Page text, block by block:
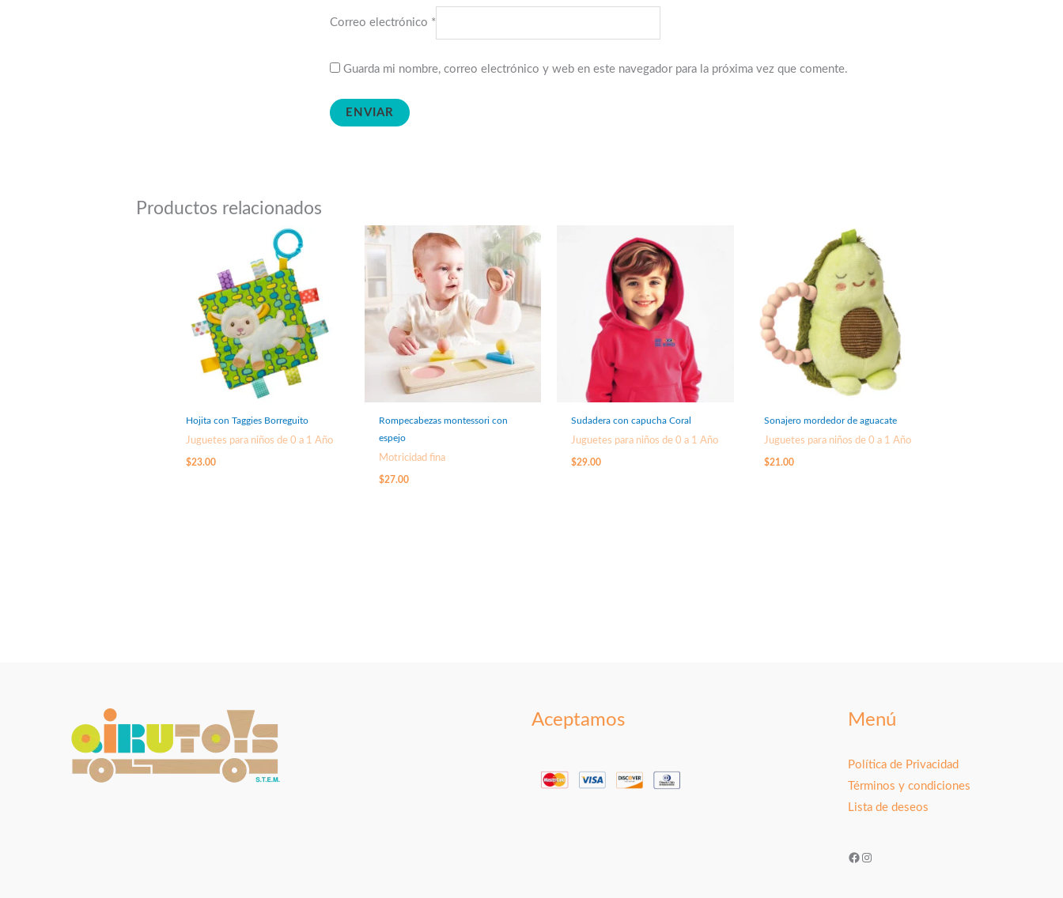
Correo electrónico *
Guarda mi nombre, correo electrónico y web en este navegador para la próxima vez que comente.
Productos relacionados
Hojita con Taggies Borreguito
Juguetes para niños de 0 a 1 Año
$23.00
Rompecabezas montessori con
espejo
Motricidad fina
$27.00
Sudadera con capucha Coral
Juguetes para niños de 0 a 1 Año
$29.00
Sonajero mordedor de aguacate
Juguetes para niños de 0 a 1 Año
$21.00
Aceptamos Menú
Política de Privacidad
Términos y condiciones
Lista de deseos
Facebook
Instagram